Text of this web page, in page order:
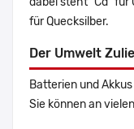
für Quecksilber.
Der Umwelt
Batterien und
Sie können an